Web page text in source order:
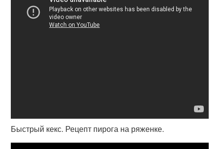
Быстрый кекс. Рецепт пирога на ряженке.